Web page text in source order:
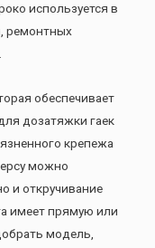
используется в
ремонтных
обеспечивает
дозатяжки гаек
крепежа
можно
и откручивание
имеет прямую или
модель,